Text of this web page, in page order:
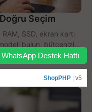
Seçim
SSD, ekran kartı
bulun, bütçenizi
WhatsApp Destek Hattı
ShopPHP | v5